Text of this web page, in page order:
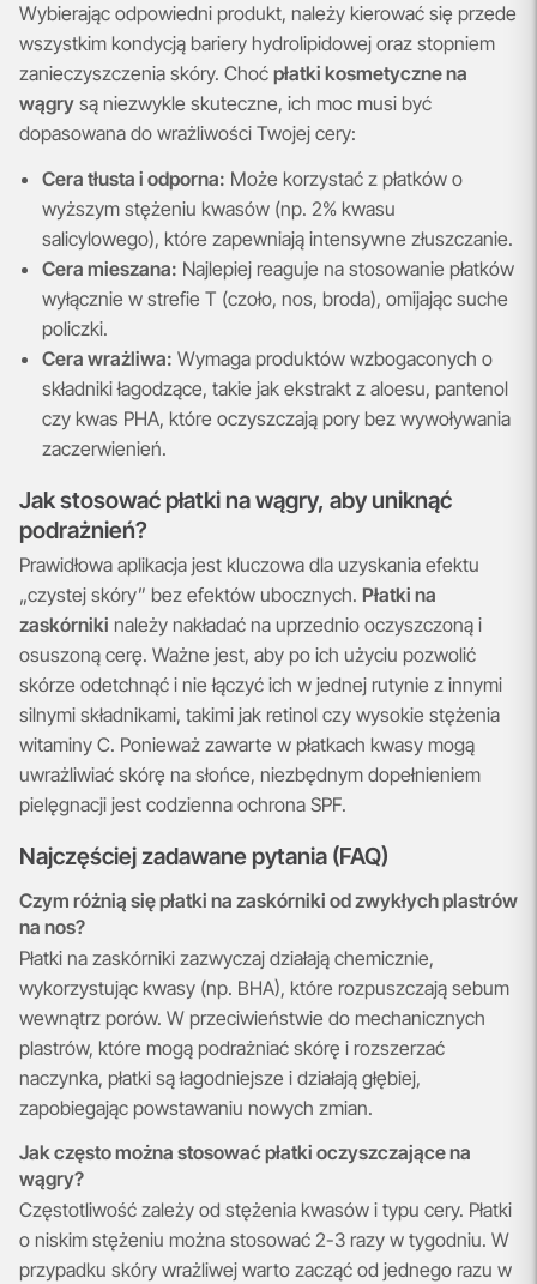
Wybierając odpowiedni produkt, należy kierować się przede
wszystkim kondycją bariery hydrolipidowej oraz stopniem
zanieczyszczenia skóry. Choć płatki kosmetyczne na
wągry są niezwykle skuteczne, ich moc musi być
dopasowana do wrażliwości Twojej cery:
Cera tłusta i odporna: Może korzystać z płatków o
wyższym stężeniu kwasów (np. 2% kwasu
salicylowego), które zapewniają intensywne złuszczanie.
Cera mieszana: Najlepiej reaguje na stosowanie płatków
wyłącznie w strefie T (czoło, nos, broda), omijając suche
policzki.
Cera wrażliwa: Wymaga produktów wzbogaconych o
składniki łagodzące, takie jak ekstrakt z aloesu, pantenol
czy kwas PHA, które oczyszczają pory bez wywoływania
zaczerwienień.
Jak stosować płatki na wągry, aby uniknąć
podrażnień?
Prawidłowa aplikacja jest kluczowa dla uzyskania efektu
„czystej skóry” bez efektów ubocznych. Płatki na
zaskórniki należy nakładać na uprzednio oczyszczoną i
osuszoną cerę. Ważne jest, aby po ich użyciu pozwolić
skórze odetchnąć i nie łączyć ich w jednej rutynie z innymi
silnymi składnikami, takimi jak retinol czy wysokie stężenia
witaminy C. Ponieważ zawarte w płatkach kwasy mogą
uwrażliwiać skórę na słońce, niezbędnym dopełnieniem
pielęgnacji jest codzienna ochrona SPF.
Najczęściej zadawane pytania (FAQ)
Czym różnią się płatki na zaskórniki od zwykłych plastrów
na nos?
Płatki na zaskórniki zazwyczaj działają chemicznie,
wykorzystując kwasy (np. BHA), które rozpuszczają sebum
wewnątrz porów. W przeciwieństwie do mechanicznych
plastrów, które mogą podrażniać skórę i rozszerzać
naczynka, płatki są łagodniejsze i działają głębiej,
zapobiegając powstawaniu nowych zmian.
Jak często można stosować płatki oczyszczające na
wągry?
Częstotliwość zależy od stężenia kwasów i typu cery. Płatki
o niskim stężeniu można stosować 2-3 razy w tygodniu. W
przypadku skóry wrażliwej warto zacząć od jednego razu w